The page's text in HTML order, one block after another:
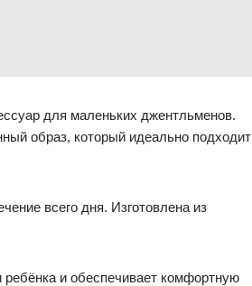
для маленьких джентльменов.
образ, который идеально подходит
всего дня. Изготовлена из
ребёнка и обеспечивает комфортную